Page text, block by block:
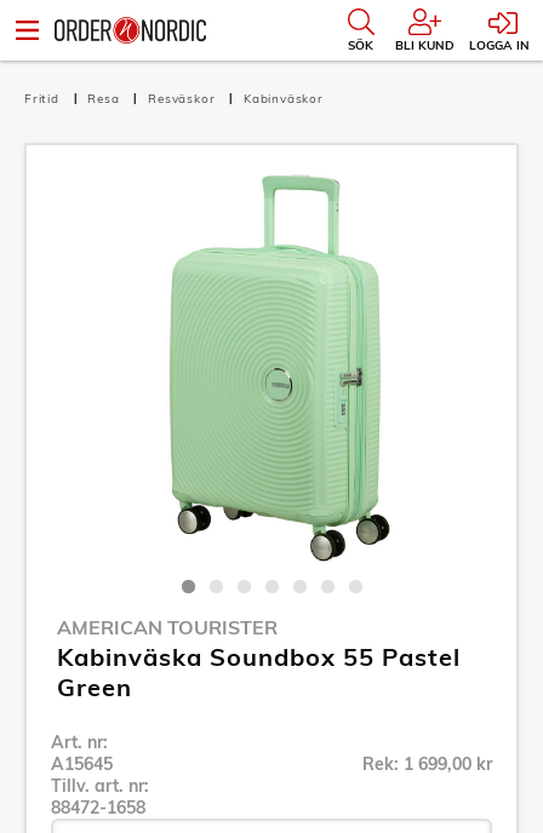
SÖK BLI KUND LOGGA IN
Fritid Resa Resväskor Kabinväskor
AMERICAN TOURISTER
Kabinväska Soundbox 55 Pastel
Green
Art. nr:
A15645
Tillv. art. nr:
88472-1658
Rek: 1 699,00 kr